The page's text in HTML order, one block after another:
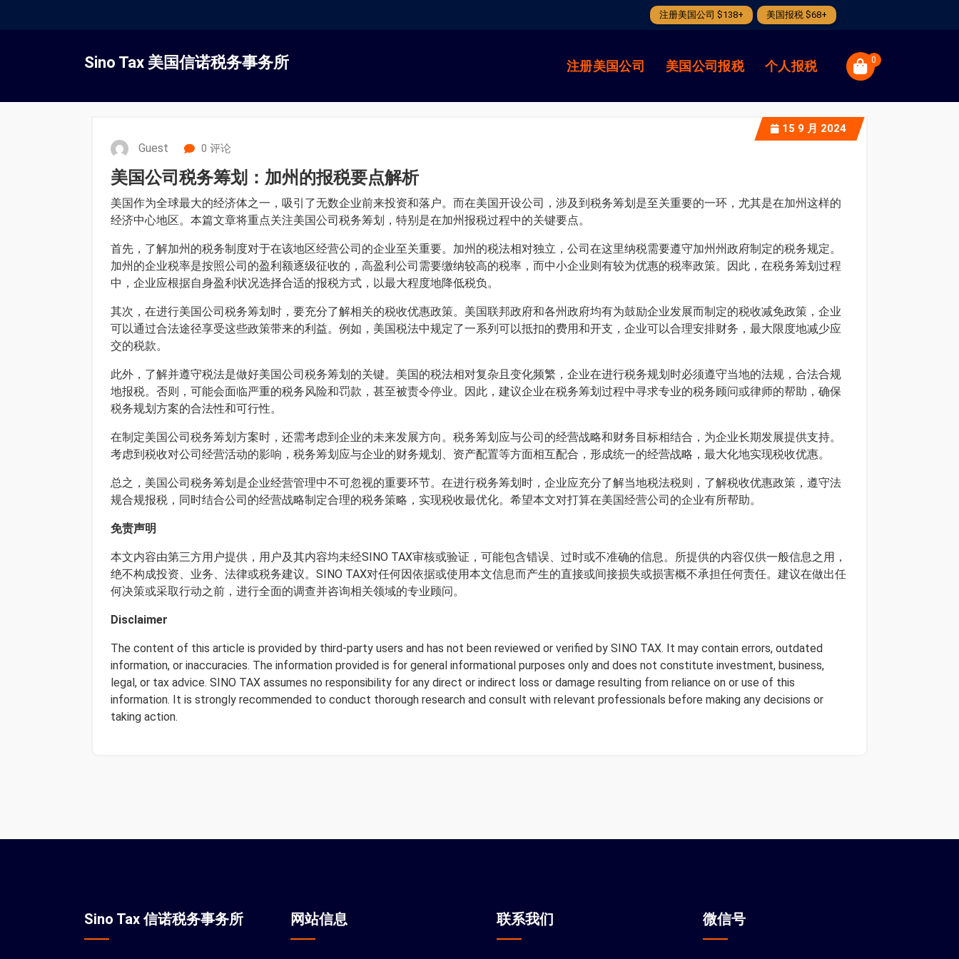
注册美国公司 $138+ 美国报税 $68+
容
Sino Tax 美国信诺税务事务所 注册美国公司 美国公司报税 个人报税 0
15 9 月 2024
Guest 0 评论
美国公司税务筹划：加州的报税要点解析
美国作为全球最大的经济体之一，吸引了无数企业前来投资和落户。而在美国开设公司，涉及到税务筹划是至关重要的一环，尤其是在加州这样的
经济中心地区。本篇文章将重点关注美国公司税务筹划，特别是在加州报税过程中的关键要点。
首先，了解加州的税务制度对于在该地区经营公司的企业至关重要。加州的税法相对独立，公司在这里纳税需要遵守加州州政府制定的税务规定。
加州的企业税率是按照公司的盈利额逐级征收的，高盈利公司需要缴纳较高的税率，而中小企业则有较为优惠的税率政策。因此，在税务筹划过程
中，企业应根据自身盈利状况选择合适的报税方式，以最大程度地降低税负。
其次，在进行美国公司税务筹划时，要充分了解相关的税收优惠政策。美国联邦政府和各州政府均有为鼓励企业发展而制定的税收减免政策，企业
可以通过合法途径享受这些政策带来的利益。例如，美国税法中规定了一系列可以抵扣的费用和开支，企业可以合理安排财务，最大限度地减少应
交的税款。
此外，了解并遵守税法是做好美国公司税务筹划的关键。美国的税法相对复杂且变化频繁，企业在进行税务规划时必须遵守当地的法规，合法合规
地报税。否则，可能会面临严重的税务风险和罚款，甚至被责令停业。因此，建议企业在税务筹划过程中寻求专业的税务顾问或律师的帮助，确保
税务规划方案的合法性和可行性。
在制定美国公司税务筹划方案时，还需考虑到企业的未来发展方向。税务筹划应与公司的经营战略和财务目标相结合，为企业长期发展提供支持。
考虑到税收对公司经营活动的影响，税务筹划应与企业的财务规划、资产配置等方面相互配合，形成统一的经营战略，最大化地实现税收优惠。
总之，美国公司税务筹划是企业经营管理中不可忽视的重要环节。在进行税务筹划时，企业应充分了解当地税法税则，了解税收优惠政策，遵守法
规合规报税，同时结合公司的经营战略制定合理的税务策略，实现税收最优化。希望本文对打算在美国经营公司的企业有所帮助。
免责声明
本文内容由第三方用户提供，用户及其内容均未经SINO TAX审核或验证，可能包含错误、过时或不准确的信息。所提供的内容仅供一般信息之用，
绝不构成投资、业务、法律或税务建议。SINO TAX对任何因依据或使用本文信息而产生的直接或间接损失或损害概不承担任何责任。建议在做出任
何决策或采取行动之前，进行全面的调查并咨询相关领域的专业顾问。
Disclaimer
The content of this article is provided by third-party users and has not been reviewed or verified by SINO TAX. It may contain errors, outdated
information, or inaccuracies. The information provided is for general informational purposes only and does not constitute investment, business,
legal, or tax advice. SINO TAX assumes no responsibility for any direct or indirect loss or damage resulting from reliance on or use of this
information. It is strongly recommended to conduct thorough research and consult with relevant professionals before making any decisions or
taking action.
Sino Tax 信诺税务事务所 网站信息 联系我们 微信号